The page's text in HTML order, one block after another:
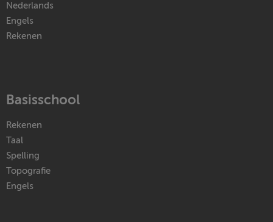
Nederlands
Engels
Rekenen
Basisschool
Rekenen
Taal
Spelling
Topografie
Engels